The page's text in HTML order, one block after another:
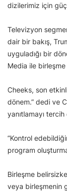
dizilerimiz için
Televizyon
dair bir bakış,
uyguladığı bir
Media ile birleşme
Cheeks, son
dönem.” dedi ve
yanıtlamayı
“Kontrol
program
Birleşme
veya birleşmenin